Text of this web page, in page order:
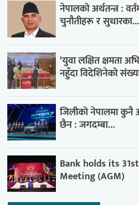
नेपालको अर्थतन्त्र :
चुनौतीहरू र सुधारका...
‘युवा लक्षित क्षमता
नहुँदा विदेशिनेको
जिलीको नेपालमा कुनै
छैन : जगदम्बा...
Bank holds its
Meeting (AGM)